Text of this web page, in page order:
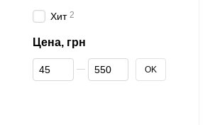
Хит 2
Цена, грн
От Цена, грн
До Цена, грн OK